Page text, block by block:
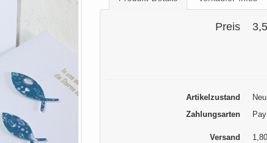
Preis
Artikelzustand
Neu
Zahlungsarten
Versand